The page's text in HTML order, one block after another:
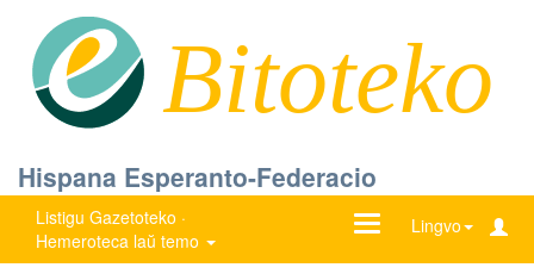
Bitoteko
Hispana Esperanto-Federacio
Listigu Gazetoteko ·
Hemeroteca laŭ temo
Lingvo
Ŝanĝu